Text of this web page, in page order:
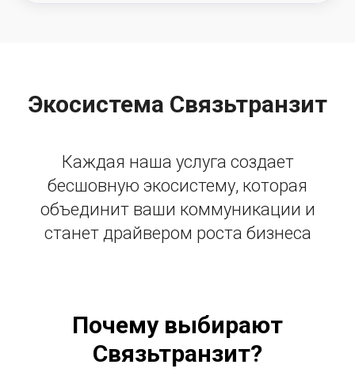
Экосистема Связьтранзит
Каждая наша услуга создает
бесшовную экосистему, которая
объединит ваши коммуникации и
станет драйвером роста бизнеса
Почему выбирают
Связьтранзит?